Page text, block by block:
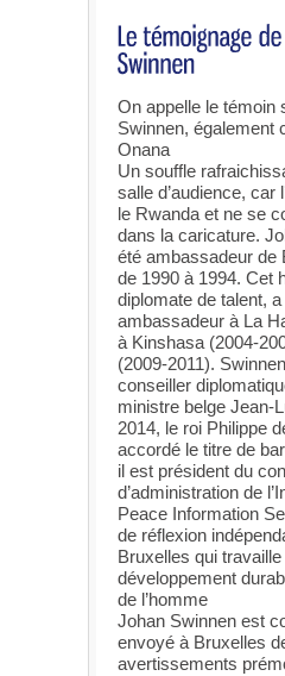
On appelle le témoin
Swinnen, également
Onana
Un souffle
salle d’audience, car
le Rwanda et ne se
dans la caricature.
été ambassadeur de
de 1990 à 1994. Cet
diplomate de talent,
ambassadeur à La
à Kinshasa (2004-
(2009-2011).
conseiller
ministre belge Jean-
2014, le roi Philippe
accordé le titre de
il est président du
d’administration de
Peace Information
de réflexion
Bruxelles qui
développement
de l’homme
Johan Swinnen est
envoyé à Bruxelles
avertissements